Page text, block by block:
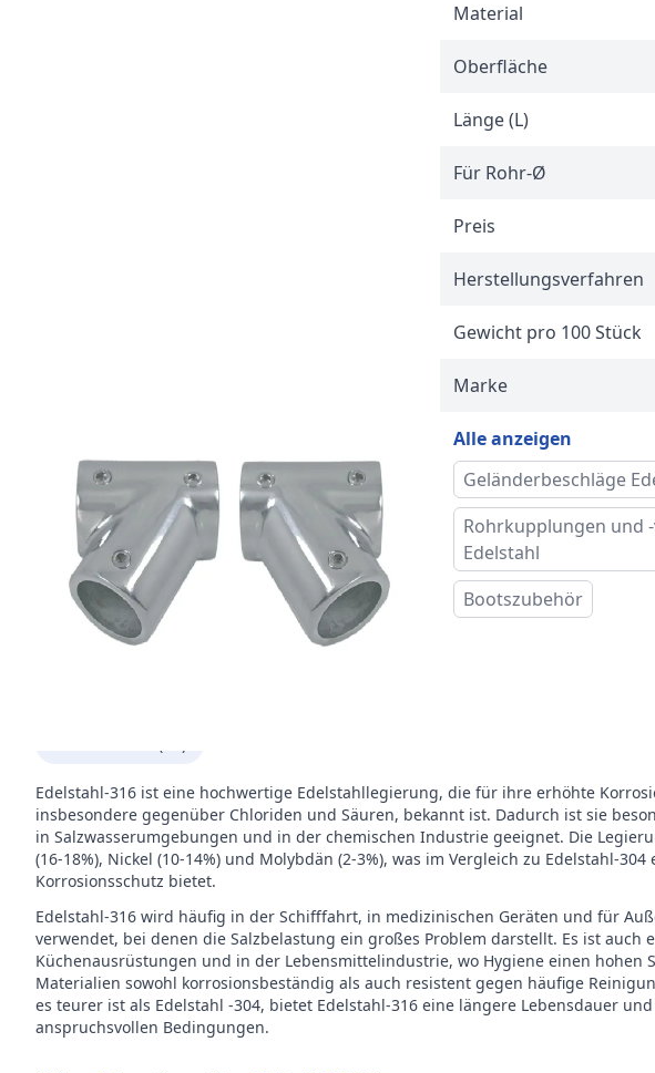
Material
Oberfläche
Länge (L)
Für Rohr-Ø
Preis
Herstellungsverfahren
Gewicht pro 100 Stück
Marke
Alle anzeigen
Geländerbeschläge
Rohrkupplungen und
Edelstahl
Bootszubehör
Edelstahl-316 ist eine hochwertige Edelstahllegierung, die für ihre erhöhte
insbesondere gegenüber Chloriden und Säuren, bekannt ist. Dadurch ist sie
in Salzwasserumgebungen und in der chemischen Industrie geeignet. Die
(16-18%), Nickel (10-14%) und Molybdän (2-3%), was im Vergleich zu Edelstahl-304
Korrosionsschutz bietet.
Edelstahl-316 wird häufig in der Schifffahrt, in medizinischen Geräten und für
verwendet, bei denen die Salzbelastung ein großes Problem darstellt. Es ist auch
Küchenausrüstungen und in der Lebensmittelindustrie, wo Hygiene einen hohen
Materialien sowohl korrosionsbeständig als auch resistent gegen häufige
es teurer ist als Edelstahl -304, bietet Edelstahl-316 eine längere Lebensdauer
anspruchsvollen Bedingungen.